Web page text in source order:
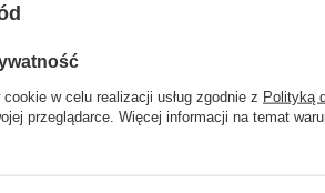
w celu realizacji usług zgodnie z Polityką
przeglądarce. Więcej informacji na temat